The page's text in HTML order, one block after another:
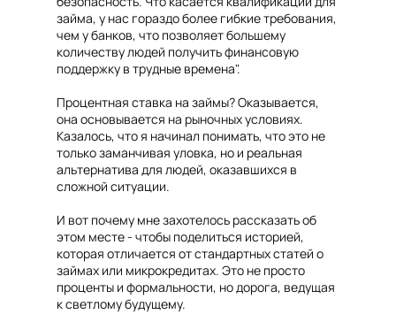
займа, у нас гораздо более гибкие требования,
чем у банков, что позволяет большему
количеству людей получить финансовую
поддержку в трудные времена".
Процентная ставка на займы? Оказывается,
она основывается на рыночных условиях.
Казалось, что я начинал понимать, что это не
только заманчивая уловка, но и реальная
альтернатива для людей, оказавшихся в
сложной ситуации.
И вот почему мне захотелось рассказать об
этом месте - чтобы поделиться историей,
которая отличается от стандартных статей о
займах или микрокредитах. Это не просто
проценты и формальности, но дорога, ведущая
к светлому будущему.